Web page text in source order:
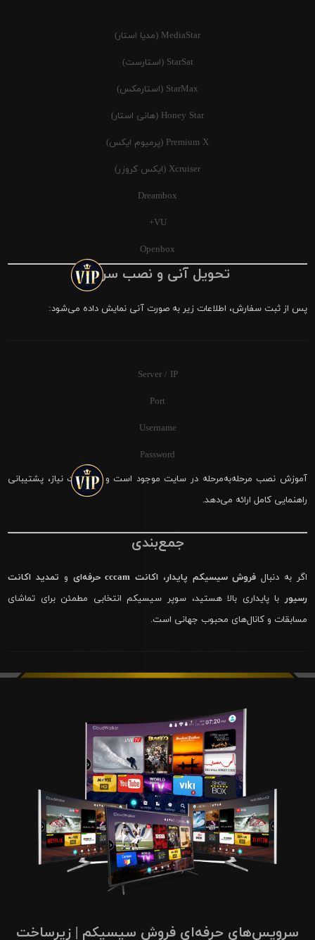
MediaStar (مدیا استار)
StarSat (استارست)
StarMax (استارمکس)
Honey Star (هانی استار)
Premium X (پرمیوم ایکس)
Xcruiser (ایکس کروزر)
Dreambox
VU+
Openbox
تحویل آنی و نصب سریع
پس از ثبت سفارش، اطلاعات زیر به صورت آنی نمایش داده می‌شود:
Server / IP
Port
Username
Password
آموزش نصب مرحله‌به‌مرحله در سایت موجود است و در صورت نیاز، پشتیبانی
راهنمایی کامل ارائه می‌دهد.
جمع‌بندی
اگر به دنبال فروش سیسیکم پایدار، اکانت cccam حرفه‌ای و تمدید اکانت
رسیور با پایداری بالا هستید، سوپر سیسیکم انتخابی مطمئن برای تماشای
مسابقات و کانال‌های محبوب جهانی است.
سرویس‌های حرفه‌ای فروش سیسیکم | زیرساخت